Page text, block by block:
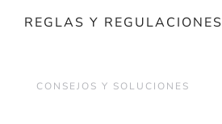
REGLAS Y REGULACIONES
CONSEJOS Y SOLUCIONES